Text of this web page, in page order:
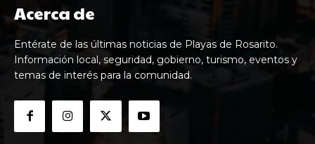
Acerca de
Entérate de las últimas noticias de Playas de Rosarito.
Información local, seguridad, gobierno, turismo, eventos y
temas de interés para la comunidad.